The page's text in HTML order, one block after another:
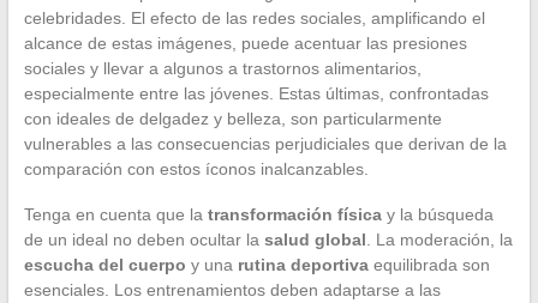
celebridades. El efecto de las redes sociales, amplificando el
alcance de estas imágenes, puede acentuar las presiones
sociales y llevar a algunos a trastornos alimentarios,
especialmente entre las jóvenes. Estas últimas, confrontadas
con ideales de delgadez y belleza, son particularmente
vulnerables a las consecuencias perjudiciales que derivan de la
comparación con estos íconos inalcanzables.
Tenga en cuenta que la transformación físicay la búsqueda
de un ideal no deben ocultar la salud global . La moderación, la
escucha del cuerpo y una rutina deportivaequilibrada son
esenciales. Los entrenamientos deben adaptarse a las